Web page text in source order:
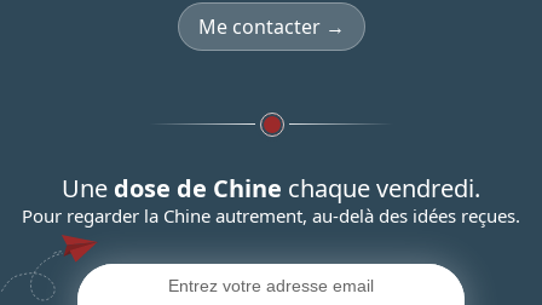
Me contacter →
Une dose de Chine chaque vendredi.
Pour regarder la Chine autrement, au-delà des idées reçues.